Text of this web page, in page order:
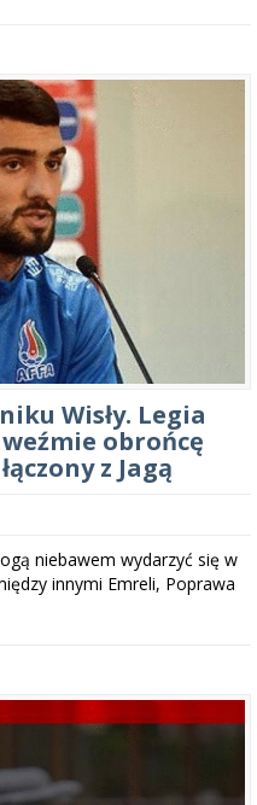
Wisły. Legia
obrońcę
z Jagą
niebawem wydarzyć się w
innymi Emreli, Poprawa